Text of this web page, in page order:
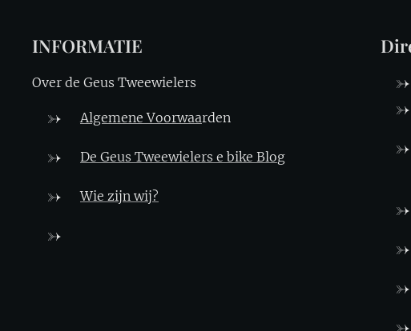
INFORMATIE
Over de Geus Tweewielers
Algemene Voorwaarden
De Geus Tweewielers e bike Blog
Wie zijn wij?